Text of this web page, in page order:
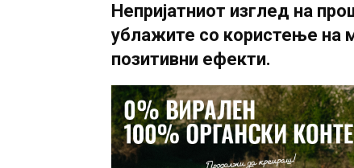
Непријатниот изглед на
ублажите со користење на
позитивни ефекти.